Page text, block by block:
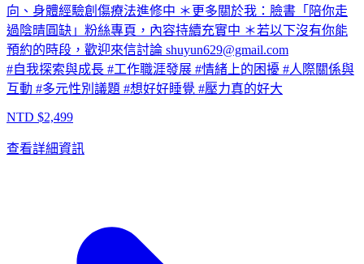
向、身體經驗創傷療法進修中 ＊更多關於我：臉書「陪你走
過陰晴圓缺」粉絲專頁，內容持續充實中 ＊若以下沒有你能
預約的時段，歡迎來信討論 shuyun629@gmail.com
#自我探索與成長 #工作職涯發展 #情緒上的困擾 #人際關係與
互動 #多元性別議題 #想好好睡覺 #壓力真的好大
NTD $2,499
查看詳細資訊